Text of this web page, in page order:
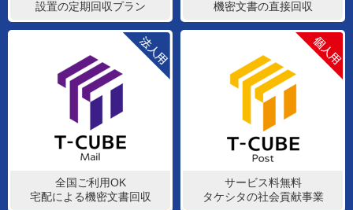
設置の定期回収プラン
機密文書の直接回収
全国ご利用OK
宅配による機密文書回収
サービス料無料
タケシタの社会貢献事業